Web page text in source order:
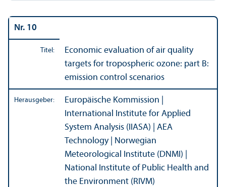
Nr. 10
Titel:
Economic evaluation of air quality
targets for tropospheric ozone: part B:
emission control scenarios
Herausgeber:
Europäische Kommission |
International Institute for Applied
System Analysis (IIASA) | AEA
Technology | Norwegian
Meteorological Institute (DNMI) |
National Institute of Public Health and
the Environment (RIVM)